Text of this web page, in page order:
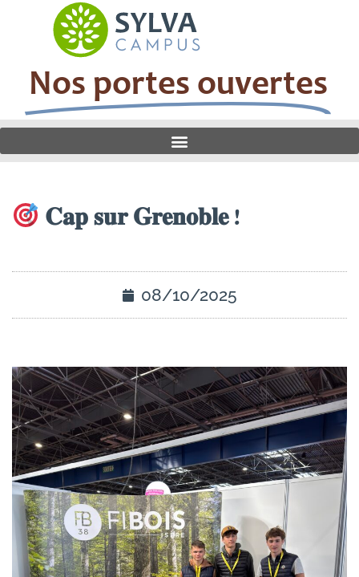
Nos portes ouvertes
𝐂𝐚𝐩 𝐬𝐮𝐫 𝐆𝐫𝐞𝐧𝐨𝐛𝐥𝐞 !
08/10/2025